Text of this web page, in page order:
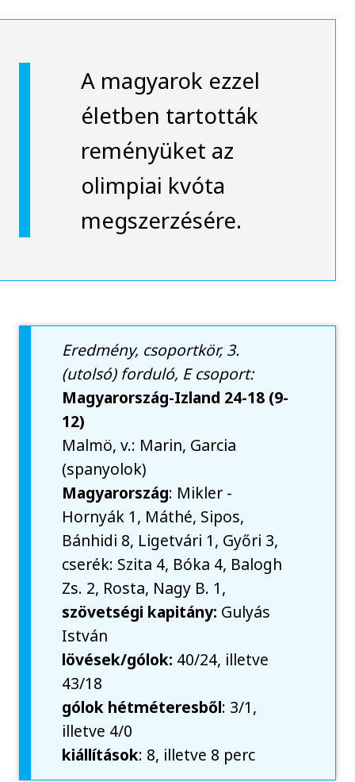
A magyarok ezzel
életben tartották
reményüket az
olimpiai kvóta
megszerzésére.
Eredmény, csoportkör, 3.
(utolsó) forduló, E csoport:
Magyarország-Izland 24-18 (9-
12)
Malmö, v.: Marin, Garcia
(spanyolok)
Magyarország: Mikler -
Hornyák 1, Máthé, Sipos,
Bánhidi 8, Ligetvári 1, Győri 3,
cserék: Szita 4, Bóka 4, Balogh
Zs. 2, Rosta, Nagy B. 1,
szövetségi kapitány: Gulyás
István
lövések/gólok: 40/24, illetve
43/18
gólok hétméteresből: 3/1,
illetve 4/0
kiállítások: 8, illetve 8 perc